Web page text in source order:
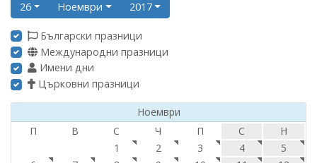
26 Ноември 2017
Български празници
Международни празници
Имени дни
Църковни празници
Ноември
П
В С Ч П С
Н
1
2 3 4
5